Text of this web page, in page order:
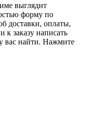
выглядит
форму по
доставки, оплаты,
к заказу написать
вас найти. Нажмите